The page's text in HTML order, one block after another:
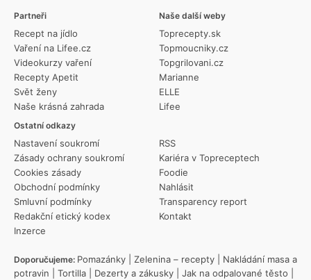
Partneři
Recept na jídlo
Vaření na Lifee.cz
Videokurzy vaření
Recepty Apetit
Svět ženy
Naše krásná zahrada
Ostatní odkazy
Nastavení soukromí
Zásady ochrany soukromí
Cookies zásady
Obchodní podmínky
Smluvní podmínky
Redakční etický kodex
Inzerce
RSS
Kariéra v Topreceptech
Foodie
Nahlásit
Transparency report
Kontakt
Naše další weby
Toprecepty.sk
Topmoucniky.cz
Topgrilovani.cz
Marianne
ELLE
Lifee
Doporučujeme: Pomazánky Zelenina – recepty
Nakládání masa a
potravin
Tortilla Dezerty a zákusky Jak na odpalované těsto